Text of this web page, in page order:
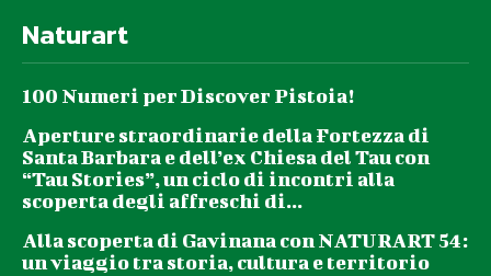
Naturart
100 Numeri per Discover Pistoia!
Aperture straordinarie della Fortezza di
Santa Barbara e dell’ex Chiesa del Tau con
“Tau Stories”, un ciclo di incontri alla
scoperta degli affreschi di...
Alla scoperta di Gavinana con NATURART 54:
un viaggio tra storia, cultura e territorio